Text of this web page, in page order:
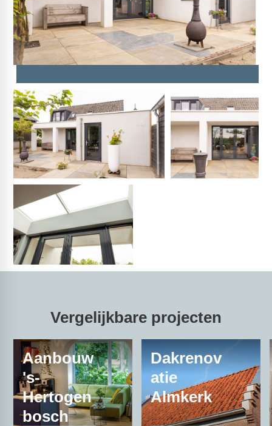
Vergelijkbare projecten
Aanbouw
's-
Hertogen
bosch
Dakrenov
atie
Almkerk